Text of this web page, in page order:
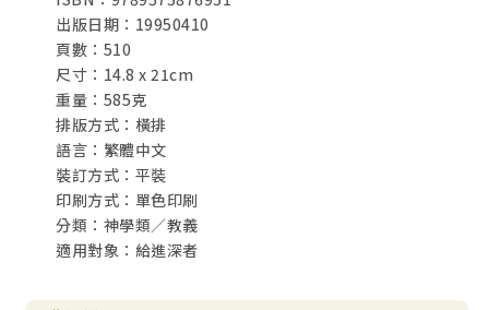
靈界的創造
8 上帝的護理
護理的範圍
必須分辨清楚的觀念
罪惡與上帝的護理
應用部分
上帝的本體與本性
創造
護理
9 人的本性
出版日期：19950410
頁數：510
尺寸：14.8 x 21cm
重量：585克
排版方式：橫排
語言：繁體中文
裝訂方式：平裝
印刷方式：單色印刷
分類：神學類／教義
適用對象：給進深者